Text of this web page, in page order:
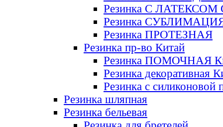
Резинка С ЛАТЕКСОМ
Резинка
Резинка ПРОТЕЗНАЯ
Резинка пр-во Китай
Резинка ПОМОЧНАЯ
Резинка декоративная
Резинка с силиконовой
Резинка шляпная
Резинка бельевая